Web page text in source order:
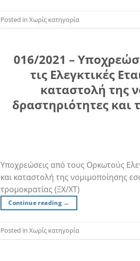
Posted in Χωρίς κατηγορία
016/2021 –
τις Ελεγκτικές
καταστολή της
δραστηριότητες και
Υποχρεώσεις από τους Ορκωτούς
και καταστολή της νομιμοποίησης
τρομοκρατίας (ΞΧ/ΧΤ)
Continue reading →
Posted in Χωρίς κατηγορία